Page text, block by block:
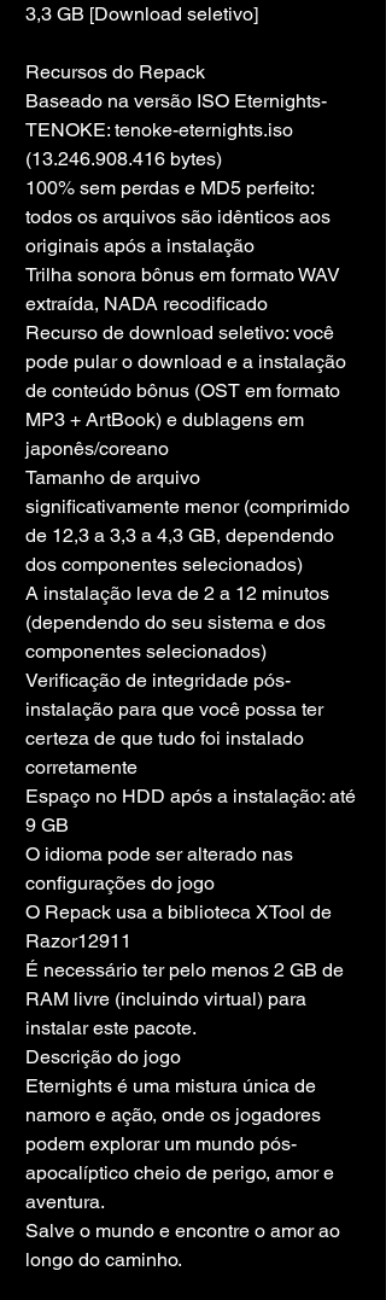
3,3 GB [Download seletivo]
Recursos do Repack
Baseado na versão ISO Eternights-
TENOKE: tenoke-eternights.iso
(13.246.908.416 bytes)
100% sem perdas e MD5 perfeito:
todos os arquivos são idênticos aos
originais após a instalação
Trilha sonora bônus em formato WAV
extraída, NADA recodificado
Recurso de download seletivo: você
pode pular o download e a instalação
de conteúdo bônus (OST em formato
MP3 + ArtBook) e dublagens em
japonês/coreano
Tamanho de arquivo
significativamente menor (comprimido
de 12,3 a 3,3 a 4,3 GB, dependendo
dos componentes selecionados)
A instalação leva de 2 a 12 minutos
(dependendo do seu sistema e dos
componentes selecionados)
Verificação de integridade pós-
instalação para que você possa ter
certeza de que tudo foi instalado
corretamente
Espaço no HDD após a instalação: até
9 GB
O idioma pode ser alterado nas
configurações do jogo
O Repack usa a biblioteca XTool de
Razor12911
É necessário ter pelo menos 2 GB de
RAM livre (incluindo virtual) para
instalar este pacote.
Descrição do jogo
Eternights é uma mistura única de
namoro e ação, onde os jogadores
podem explorar um mundo pós-
apocalíptico cheio de perigo, amor e
aventura.
Salve o mundo e encontre o amor ao
longo do caminho.